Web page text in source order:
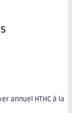
annuel HTHC à la